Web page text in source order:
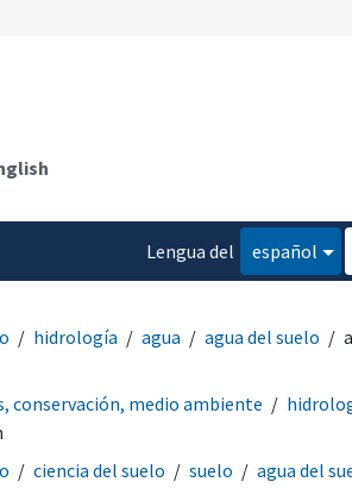
Lengua del
español
hidrología agua agua del suelo
conservación, medio ambiente
ciencia del suelo suelo agua del